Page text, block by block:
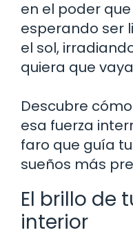
en el poder
esperando ser
el sol,
quiera que
Descubre
esa fuerza
faro que guía
sueños más
El brillo de
interior